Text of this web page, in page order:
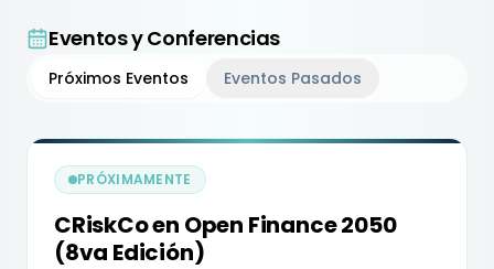
Eventos y Conferencias
Próximos Eventos Eventos Pasados
PRÓXIMAMENTE
CRiskCo en Open Finance 2050
(8va Edición)